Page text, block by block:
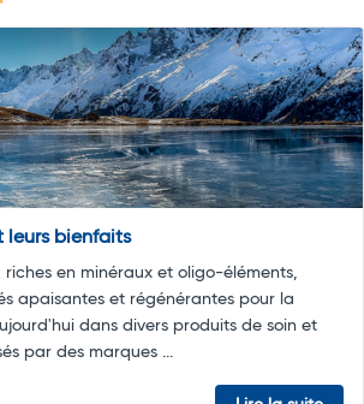
leurs bienfaits
riches en minéraux et oligo-éléments,
apaisantes et régénérantes pour la
dans divers produits de soin et
par des marques ...